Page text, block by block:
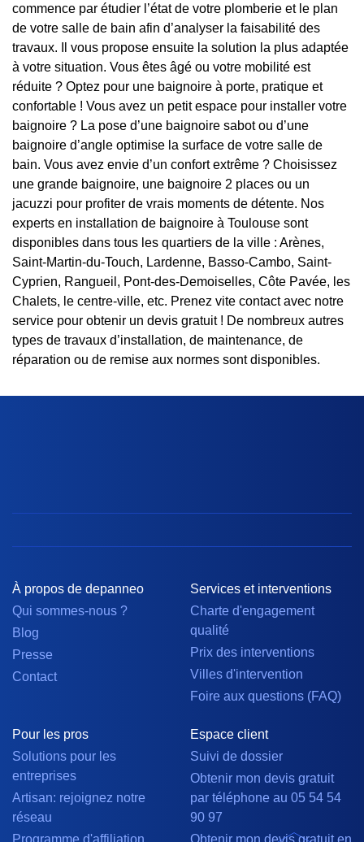
commence par étudier l’état de votre plomberie et le plan
de votre salle de bain afin d’analyser la faisabilité des
travaux. Il vous propose ensuite la solution la plus adaptée
à votre situation. Vous êtes âgé ou votre mobilité est
réduite ? Optez pour une baignoire à porte, pratique et
confortable ! Vous avez un petit espace pour installer votre
baignoire ? La pose d’une baignoire sabot ou d’une
baignoire d’angle optimise la surface de votre salle de
bain. Vous avez envie d’un confort extrême ? Choisissez
une grande baignoire, une baignoire 2 places ou un
jacuzzi pour profiter de vrais moments de détente. Nos
experts en installation de baignoire à Toulouse sont
disponibles dans tous les quartiers de la ville : Arènes,
Saint-Martin-du-Touch, Lardenne, Basso-Cambo, Saint-
Cyprien, Rangueil, Pont-des-Demoiselles, Côte Pavée, les
Chalets, le centre-ville, etc. Prenez vite contact avec notre
service pour obtenir un devis gratuit ! De nombreux autres
types de travaux d’installation, de maintenance, de
réparation ou de remise aux normes sont disponibles.
À propos de depanneo
Qui sommes-nous ?
Blog
Presse
Contact
Services et interventions
Charte d'engagement
qualité
Prix des interventions
Villes d'intervention
Foire aux questions (FAQ)
Pour les pros
Solutions pour les
entreprises
Artisan: rejoignez notre
réseau
Espace client
Suivi de dossier
Obtenir mon devis gratuit
par téléphone au 05 54 54
90 97